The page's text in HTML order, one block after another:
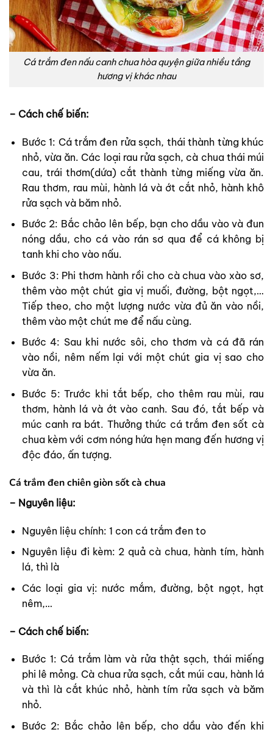
Cá trắm đen nấu canh chua hòa quyện giữa nhiều tầng
hương vị khác nhau
– Cách chế biến:
Bước 1: Cá trắm đen rửa sạch, thái thành từng khúc
nhỏ, vừa ăn. Các loại rau rửa sạch, cà chua thái múi
cau, trái thơm(dứa) cắt thành từng miếng vừa ăn.
Rau thơm, rau mùi, hành lá và ớt cắt nhỏ, hành khô
rửa sạch và băm nhỏ.
Bước 2: Bắc chảo lên bếp, bạn cho dầu vào và đun
nóng dầu, cho cá vào rán sơ qua để cá không bị
tanh khi cho vào nấu.
Bước 3: Phi thơm hành rồi cho cà chua vào xào sơ,
thêm vào một chút gia vị muối, đường, bột ngọt,…
Tiếp theo, cho một lượng nước vừa đủ ăn vào nồi,
thêm vào một chút me để nấu cùng.
Bước 4: Sau khi nước sôi, cho thơm và cá đã rán
vào nồi, nêm nếm lại với một chút gia vị sao cho
vừa ăn.
Bước 5: Trước khi tắt bếp, cho thêm rau mùi, rau
thơm, hành lá và ớt vào canh. Sau đó, tắt bếp và
múc canh ra bát. Thưởng thức cá trắm đen sốt cà
chua kèm với cơm nóng hứa hẹn mang đến hương vị
độc đáo, ấn tượng.
Cá trắm đen chiên giòn sốt cà chua
– Nguyên liệu:
Nguyên liệu chính: 1 con cá trắm đen to
Nguyên liệu đi kèm: 2 quả cà chua, hành tím, hành
lá, thì là
Các loại gia vị: nước mắm, đường, bột ngọt, hạt
nêm,…
– Cách chế biến:
Bước 1: Cá trắm làm và rửa thật sạch, thái miếng
phi lê mỏng. Cà chua rửa sạch, cắt múi cau, hành lá
và thì là cắt khúc nhỏ, hành tím rửa sạch và băm
nhỏ.
Bước 2: Bắc chảo lên bếp, cho dầu vào đến khi